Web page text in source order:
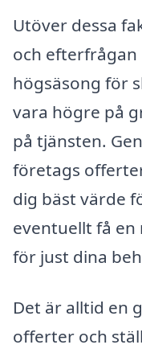
Utöver dessa
och
högsäsong för
vara högre på
på tjänsten.
företags
dig bäst värde
eventuellt få en
för just dina
Det är alltid en
offerter och